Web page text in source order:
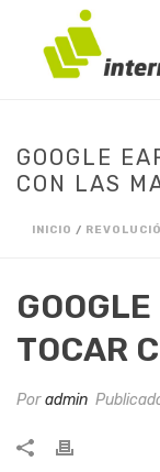
GOOGLE
CON LAS
INICIO /
TOCAR
Poradmin